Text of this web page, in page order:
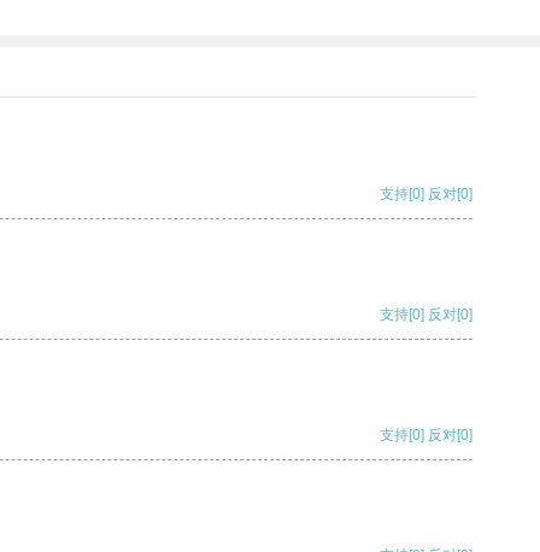
支持[0] 反对[0]
支持[0] 反对[0]
支持[0] 反对[0]